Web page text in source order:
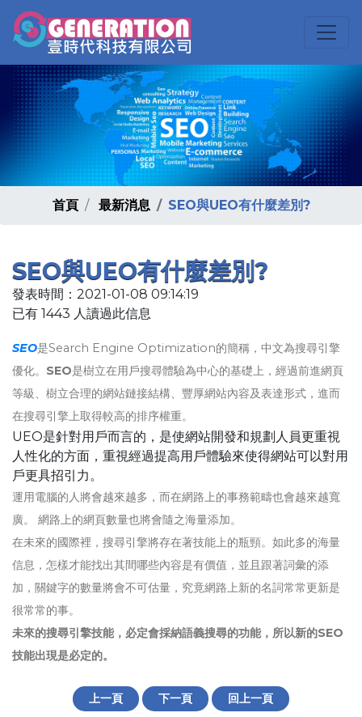
首頁 最新消息 SEO與UEO有什麼差別?
SEO與UEO有什麼差別?
發表時間：2021-01-08 09:14:19
已有 1443 人讀過此信息
SEO是Search Engine Optimization的簡稱，中文為搜尋引擎
優化。 SEO是樹立在用戶搜尋體驗為中心的基礎上，經過前進網頁
等級、樹立合理的網站鏈接結構、豐厚網站內容及表達形式，進而
在搜尋引擎上取得較高的排序權重。
UEO是針對用戶而言的，是使網站開發和規劃人員更重視
人性化的方面，重視經過提高用戶體驗來使得網站可以對用
戶更具招引力。
運用電腦的人將會越來越多，而在網路上的事務範疇也會越來越寬
廣。 網路上的網頁數量也將會隨之海量添加。
在未來的國際裡，搜尋引擎將存在著技能上的瓶頸。如此多的海量
信息，怎樣才能找出其間哪些內容是有價值，並且跟著詞彙的添
加，關鍵字的數量將會不可估量，究竟網路上新的名詞常常更新是
很常常的事。
未來的搜尋引擎技能，必定會採納語義搜尋的功能，所以新的SEO
技能出現是必定的。
上一頁 下一頁 回上一頁